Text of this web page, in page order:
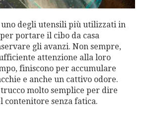
degli utensili più utilizzati in
portare il cibo da casa
gli avanzi. Non sempre,
attenzione alla loro
finiscono per accumulare
e anche un cattivo odore.
trucco molto semplice per dire
contenitore senza fatica.